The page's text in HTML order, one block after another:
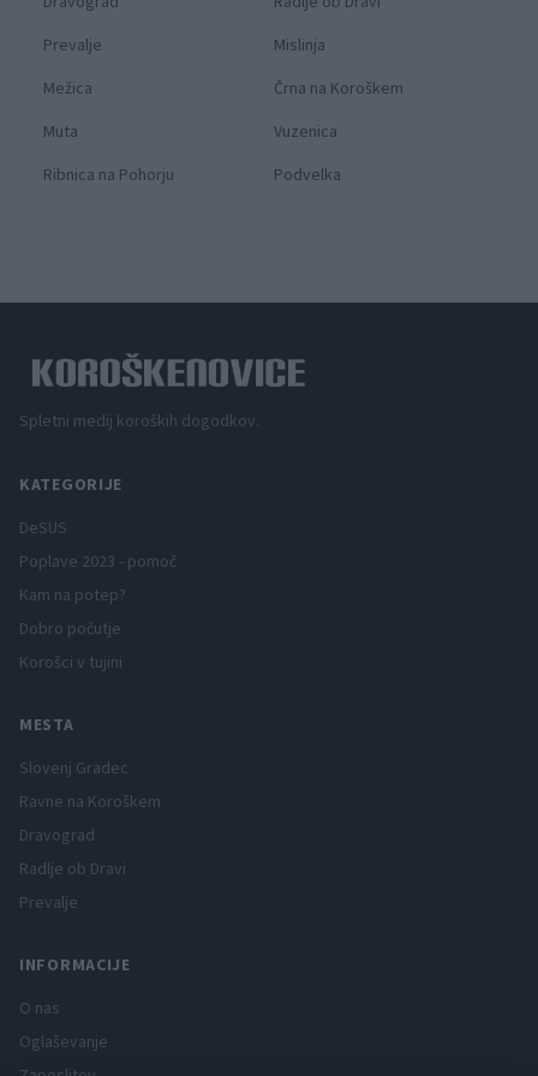
Prevalje
Mislinja
Mežica
Črna na Koroškem
Muta
Vuzenica
Ribnica na Pohorju
Podvelka
Spletni medij koroških dogodkov.
KATEGORIJE
DeSUS
Poplave 2023 - pomoč
Kam na potep?
Dobro počutje
Korošci v tujini
MESTA
Slovenj Gradec
Ravne na Koroškem
Dravograd
Radlje ob Dravi
Prevalje
INFORMACIJE
O nas
Oglaševanje